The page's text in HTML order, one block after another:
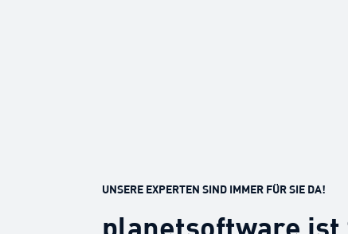
UNSERE EXPERTEN SIND IMMER FÜR SIE DA!
planetsoftware ist